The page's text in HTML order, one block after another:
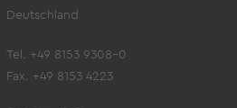
Deutschland
Tel. +49 8153 9308-0
Fax. +49 8153 4223